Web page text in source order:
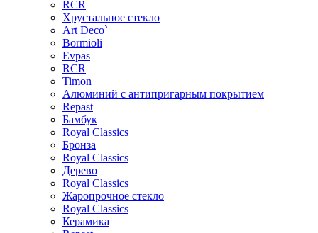
RCR
Хрустальное стекло
Art Deco`
Bormioli
Evpas
RCR
Timon
Алюминий с антипригарным покрытием
Repast
Бамбук
Royal Classics
Бронза
Royal Classics
Дерево
Royal Classics
Жаропрочное стекло
Royal Classics
Керамика